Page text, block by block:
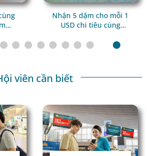
Nhận 5 dặm cho mỗi 1
USD chi tiêu cùng
viên cần biết